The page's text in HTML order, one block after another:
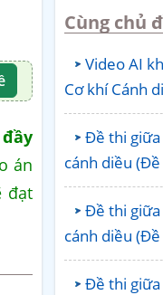
án
đạt
Cùng chủ
Video AI
Cơ khí Cánh
Đề thi giữa
cánh diều (Đề
Đề thi giữa
cánh diều (Đề
Đề thi giữa